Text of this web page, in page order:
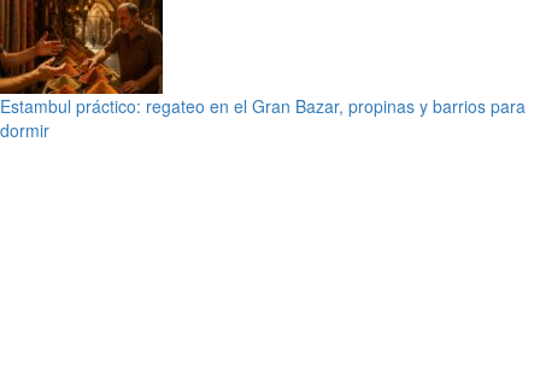
Estambul práctico: regateo en el Gran Bazar, propinas y barrios para
dormir